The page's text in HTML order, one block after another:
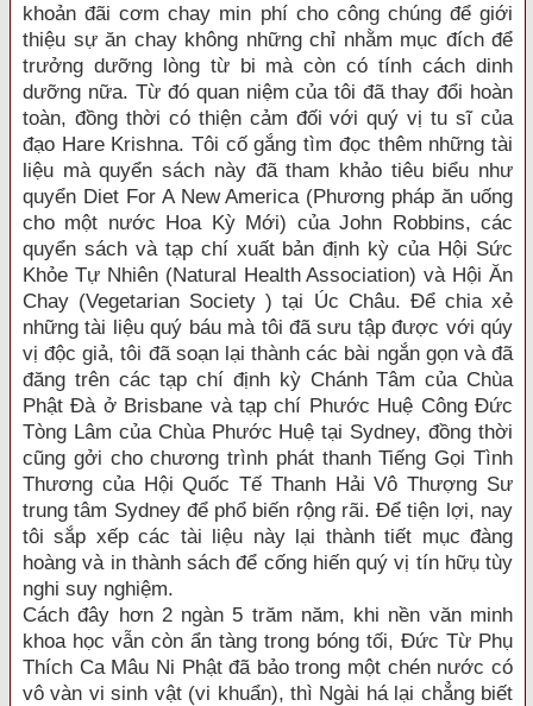
khoản đãi cơm chay min phí cho công chúng để giới
thiệu sự ăn chay không những chỉ nhằm mục đích để
trưởng dưỡng lòng từ bi mà còn có tính cách dinh
dưỡng nữa. Từ đó quan niệm của tôi đã thay đổi hoàn
toàn, đồng thời có thiện cảm đối với quý vị tu sĩ của
đạo Hare Krishna. Tôi cố gắng tìm đọc thêm những tài
liệu mà quyển sách này đã tham khảo tiêu biểu như
quyển Diet For A New America (Phương pháp ăn uống
cho một nước Hoa Kỳ Mới) của John Robbins, các
quyển sách và tạp chí xuất bản định kỳ của Hội Sức
Khỏe Tự Nhiên (Natural Health Association) và Hội Ăn
Chay (Vegetarian Society ) tại Úc Châu. Để chia xẻ
những tài liệu quý báu mà tôi đã sưu tập được với qúy
vị độc giả, tôi đã soạn lại thành các bài ngắn gọn và đã
đăng trên các tạp chí định kỳ Chánh Tâm của Chùa
Phật Đà ở Brisbane và tạp chí Phước Huệ Công Đức
Tòng Lâm của Chùa Phước Huệ tại Sydney, đồng thời
cũng gởi cho chương trình phát thanh Tiếng Gọi Tình
Thương của Hội Quốc Tế Thanh Hải Vô Thượng Sư
trung tâm Sydney để phổ biến rộng rãi. Để tiện lợi, nay
tôi sắp xếp các tài liệu này lại thành tiết mục đàng
hoàng và in thành sách để cống hiến quý vị tín hữụ tùy
nghi suy nghiệm.
Cách đây hơn 2 ngàn 5 trăm năm, khi nền văn minh
khoa học vẫn còn ẩn tàng trong bóng tối, Đức Từ Phụ
Thích Ca Mâu Ni Phật đã bảo trong một chén nước có
vô vàn vi sinh vật (vi khuẩn), thì Ngài há lại chẳng biết